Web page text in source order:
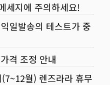
세지에 주의하세요!
일발송의 테스트가 중
격 조정 안내
월) 렌즈라라 휴무